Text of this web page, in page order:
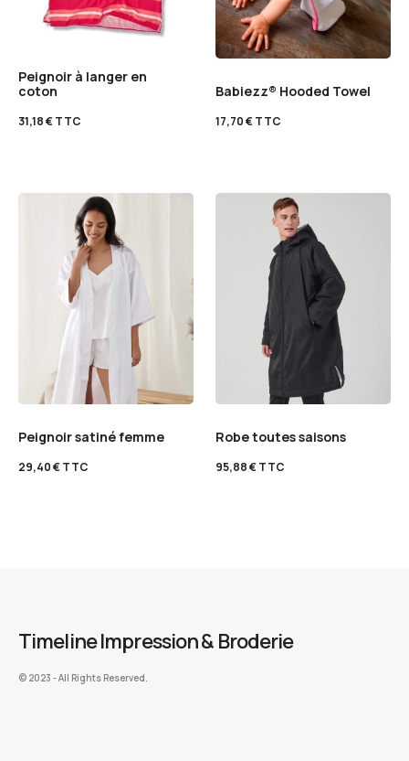
Peignoir à langer en
coton
31,18€TTC
Babiezz® Hooded Towel
17,70€TTC
Peignoir satiné femme
29,40€TTC
Robe toutes saisons
95,88€TTC
Timeline Impression & Broderie
©️ 2023 - All Rights Reserved.